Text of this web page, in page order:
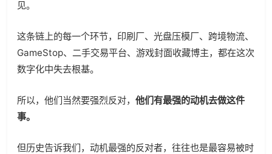
见。
这条链上的每一个环节，印刷厂、光盘压模厂、跨境物流、
GameStop、二手交易平台、游戏封面收藏博主，都在这次
数字化中失去根基。
所以，他们当然要强烈反对， 他们有最强的动机去做这件
事。
但历史告诉我们，动机最强的反对者，往往也是最容易被时